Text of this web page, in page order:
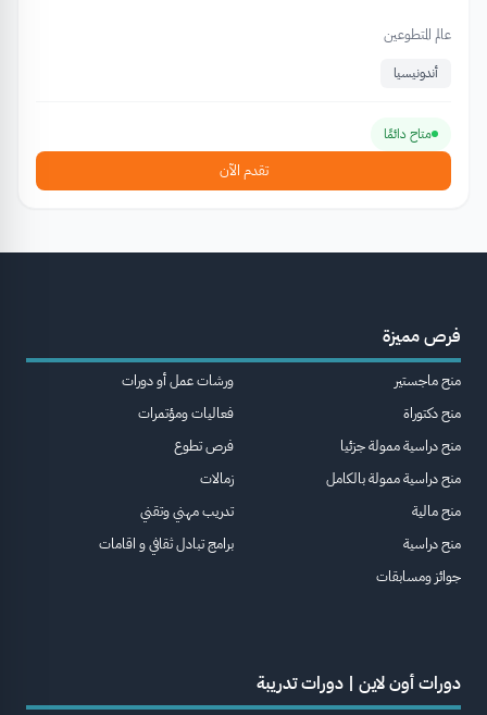
عالم المتطوعين
أندونيسيا
متاح دائمًا
تقدم الآن
فرص مميزة
منح ماجستير
منح دكتوراة
منح دراسية ممولة جزئيا
منح دراسية ممولة بالكامل
منح مالية
منح دراسية
جوائز ومسابقات
ورشات عمل أو دورات
فعاليات ومؤتمرات
فرص تطوع
زمالات
تدريب مهني وتقني
برامج تبادل ثقافي و اقامات
دورات أون لاين | دورات تدريبة